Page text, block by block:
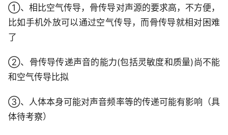
①、相比空气传导，骨传导对声源的要求高，不方便，
比如手机外放可以通过空气传导，而骨传导就相对困难
了
②、骨传导传递声音的能力(包括灵敏度和质量)尚不能
和空气传导比拟
③、人体本身可能对声音频率等的传递可能有影响（具
体待考察）